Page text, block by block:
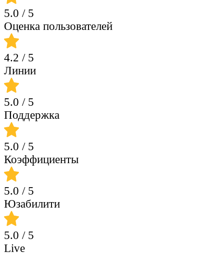
5.0 / 5
Оценка пользователей
4.2 / 5
Линии
5.0 / 5
Поддержка
5.0 / 5
Коэффициенты
5.0 / 5
Юзабилити
5.0 / 5
Live